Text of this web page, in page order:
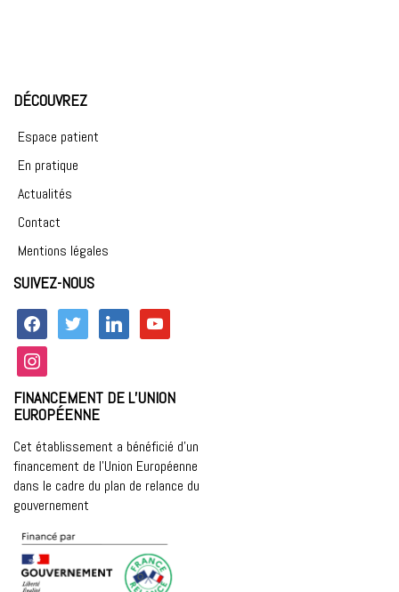
DÉCOUVREZ
Espace patient
En pratique
Actualités
Contact
Mentions légales
SUIVEZ-NOUS
facebook twitter linkedin
youtube
instagram
FINANCEMENT DE L’UNION
EUROPÉENNE
Cet établissement a bénéficié d’un
financement de l’Union Européenne
dans le cadre du plan de relance du
gouvernement